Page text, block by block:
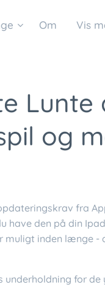
Om Vis
Lunte
og
fra
have den på din
muligt inden længe -
underholdning for